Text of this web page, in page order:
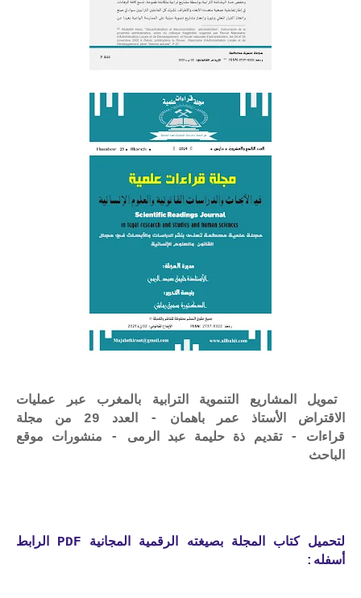
تمويل المشاريع التنموية الترابية بالمغرب عبر عمليات
الاقتراض الأستاذ عمر باهمان - العدد 29 من مجلة
قراءات - تقديم ذة حليمة عبد الرمى - منشورات موقع
الباحث
لتحميل كتاب المجلة بصيغته الرقمية المجانية PDF الرابط
أسفله: